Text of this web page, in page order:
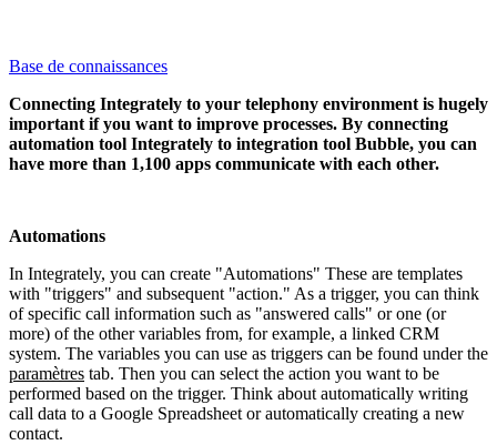
Base de connaissances
Connecting Integrately to your telephony environment is hugely
important if you want to improve processes. By connecting
automation tool Integrately to integration tool Bubble, you can
have more than 1,100 apps communicate with each other.
Automations
In Integrately, you can create "Automations" These are templates
with "triggers" and subsequent "action." As a trigger, you can think
of specific call information such as "answered calls" or one (or
more) of the other variables from, for example, a linked CRM
system. The variables you can use as triggers can be found under the
paramètres tab. Then you can select the action you want to be
performed based on the trigger. Think about automatically writing
call data to a Google Spreadsheet or automatically creating a new
contact.